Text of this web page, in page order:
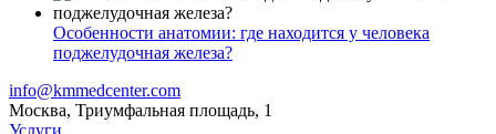
Особенности анатомии: где находится у человека
поджелудочная железа?
info@kmmedcenter.com
Москва, Триумфальная площадь, 1
Услуги